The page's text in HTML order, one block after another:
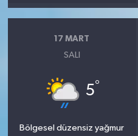
17 MART
SALI
5°
Bölgesel düzensiz yağmur